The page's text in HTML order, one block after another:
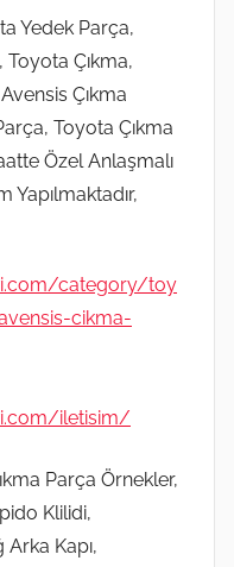
Yedek Parça,
Toyota Çıkma,
Çıkma
Toyota Çıkma
Özel Anlaşmalı
Yapılmaktadır,
category/toy
cikma-
iletisim/
Parça Örnekler,
Klilidi,
Kapı,